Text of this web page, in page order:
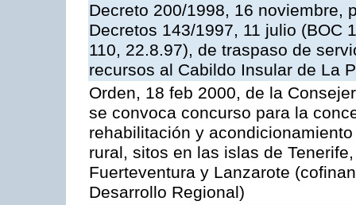
Decreto 200/1998, 16 noviembre,
Decretos 143/1997, 11 julio (BOC
110, 22.8.97), de traspaso de
recursos al Cabildo Insular de La
Orden, 18 feb 2000, de la
se convoca concurso para la
rehabilitación y
rural, sitos en las islas de
Fuerteventura y Lanzarote
Desarrollo Regional)